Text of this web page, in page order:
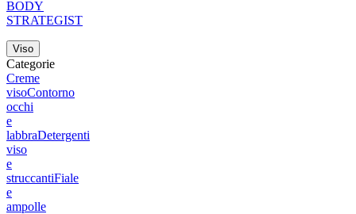
BODY
STRATEGIST
Viso
Categorie
Creme
visoContorno
occhi
e
labbraDetergenti
viso
e
struccantiFiale
e
ampolle